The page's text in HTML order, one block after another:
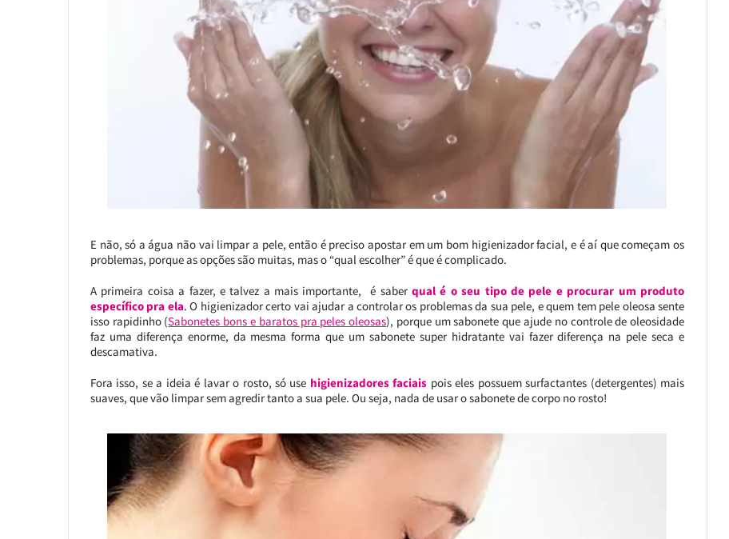
E não, só a água não vai limpar a pele, então é preciso apostar em um bom higienizador facial, e é aí que começam os
problemas, porque as opções são muitas, mas o “qual escolher” é que é complicado.
A primeira coisa a fazer, e talvez a mais importante, é saberqual é o seu tipo de pele e procurar um produto
específico pra ela. O higienizador certo vai ajudar a controlar os problemas da sua pele, e quem tem pele oleosa sente
isso rapidinho (Sabonetes bons e baratos pra peles oleosas), porque um sabonete que ajude no controle de oleosidade
faz uma diferença enorme, da mesma forma que um sabonete super hidratante vai fazer diferença na pele seca e
descamativa.
Fora isso, se a ideia é lavar o rosto, só use higienizadores faciais pois eles possuem surfactantes (detergentes) mais
suaves, que vão limpar sem agredir tanto a sua pele. Ou seja, nada de usar o sabonete de corpo no rosto!